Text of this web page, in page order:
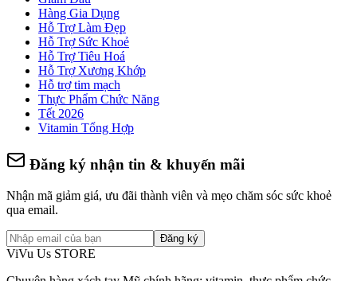
Hàng Gia Dụng
Hỗ Trợ Làm Đẹp
Hỗ Trợ Sức Khoẻ
Hỗ Trợ Tiêu Hoá
Hỗ Trợ Xương Khớp
Hỗ trợ tim mạch
Thực Phẩm Chức Năng
Tết 2026
Vitamin Tổng Hợp
Đăng ký nhận tin & khuyến mãi
Nhận mã giảm giá, ưu đãi thành viên và mẹo chăm sóc sức khoẻ
qua email.
Đăng ký
ViVu Us STORE